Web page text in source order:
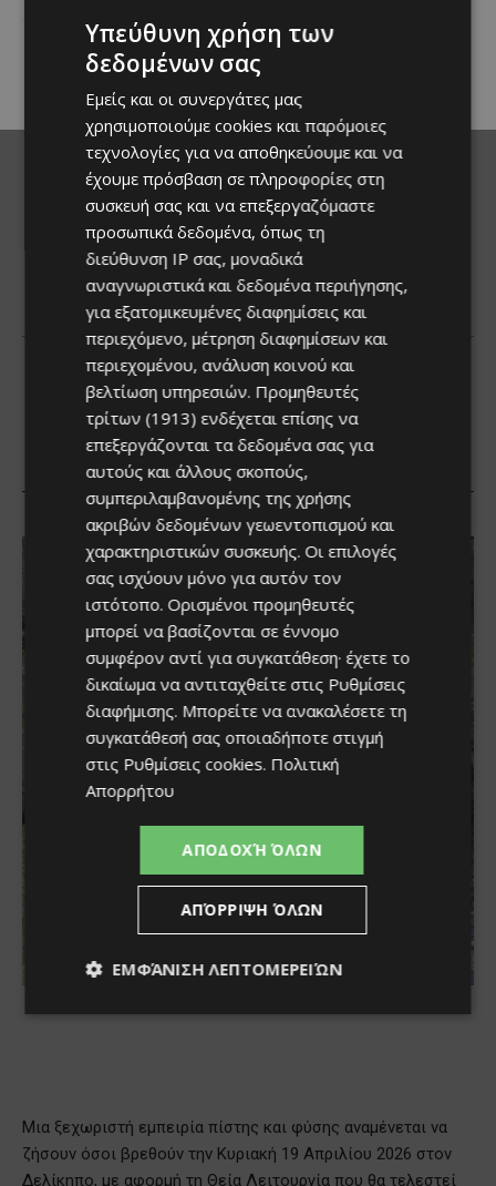
Λευκαρίτικος τταβάς, ένα
φαγητό που συνδέεται
άρρηκτα...
Υπεύθυνη χρήση των
δεδομένων σας
Εμείς και οι συνεργάτες μας
χρησιμοποιούμε cookies και παρόμοιες
τεχνολογίες για να αποθηκεύουμε και να
έχουμε πρόσβαση σε πληροφορίες στη
συσκευή σας και να επεξεργαζόμαστε
προσωπικά δεδομένα, όπως τη
διεύθυνση IP σας, μοναδικά
αναγνωριστικά και δεδομένα περιήγησης,
για εξατομικευμένες διαφημίσεις και
περιεχόμενο, μέτρηση διαφημίσεων και
περιεχομένου, ανάλυση κοινού και
βελτίωση υπηρεσιών. Προμηθευτές
τρίτων (1913) ενδέχεται επίσης να
επεξεργάζονται τα δεδομένα σας για
αυτούς και άλλους σκοπούς,
συμπεριλαμβανομένης της χρήσης
ακριβών δεδομένων γεωεντοπισμού και
χαρακτηριστικών συσκευής. Οι επιλογές
σας ισχύουν μόνο για αυτόν τον
ιστότοπο. Ορισμένοι προμηθευτές
μπορεί να βασίζονται σε έννομο
συμφέρον αντί για συγκατάθεση· έχετε το
δικαίωμα να αντιταχθείτε στις Ρυθμίσεις
διαφήμισης. Μπορείτε να ανακαλέσετε τη
συγκατάθεσή σας οποιαδήποτε στιγμή
στις Ρυθμίσεις cookies. Πολιτική
Απορρήτου
ΑΠΟΔΟΧΉ ΌΛΩΝ
ΑΠΌΡΡΙΨΗ ΌΛΩΝ
ΕΜΦΆΝΙΣΗ ΛΕΠΤΟΜΕΡΕΙΏΝ